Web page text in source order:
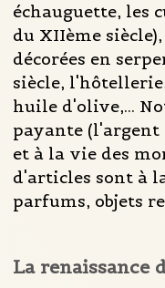
échauguette, les
du XIIème
décorées en
siècle,
huile d'olive,...
payante
et à la vie des
d'articles sont à
parfums, objets
La renaissance